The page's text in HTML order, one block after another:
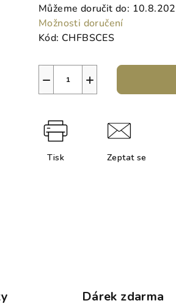
Můžeme doručit do:
Možnosti doručení
Kód: CHFBSCES
+
−
Tisk Zeptat se
Dárek zdarma